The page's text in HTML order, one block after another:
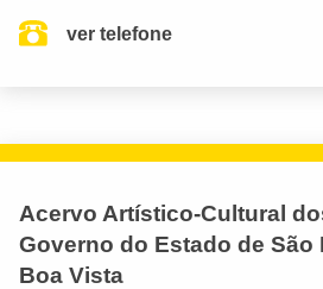
ver telefone
Acervo Artístico-Cultural
Governo do Estado de São
Boa Vista